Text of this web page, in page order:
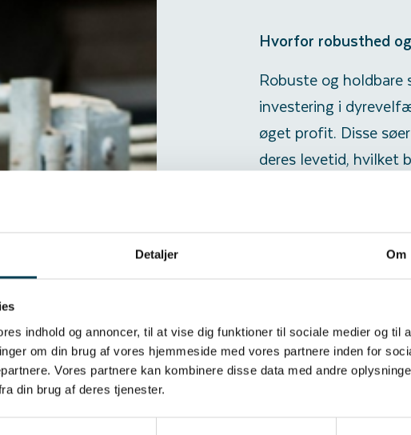
Detaljer Om
indhold og annoncer, til at vise dig funktioner til sociale medier og til
om din brug af vores hjemmeside med vores partnere inden for
Vores partnere kan kombinere disse data med andre
din brug af deres tjenester.
Hvorfor robusthed
Robuste og holdbare
investering i
øget profit. Disse
deres levetid, hvilket
markedet og større
producenterne. Ikke
kødkvaliteten og
som på afkom af
åbner døre til
Mere end bare profit
Udover de åbenlyse
reducerer robuste